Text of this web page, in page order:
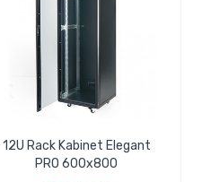
12U Rack Kabinet Elegant
PRO 600x800